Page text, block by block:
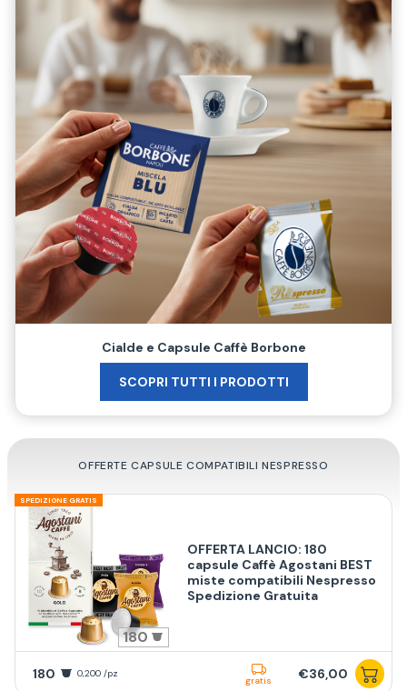
Cialde e Capsule Caffè Borbone
SCOPRI TUTTI I PRODOTTI
OFFERTE CAPSULE COMPATIBILI NESPRESSO
SPEDIZIONE GRATIS
180
OFFERTA LANCIO: 180
capsule Caffè Agostani BEST
miste compatibili Nespresso
Spedizione Gratuita
180 0,200 /pz
gratis €36,00